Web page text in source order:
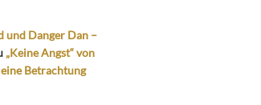
und Danger Dan –
„Keine Angst“ von
Betrachtung